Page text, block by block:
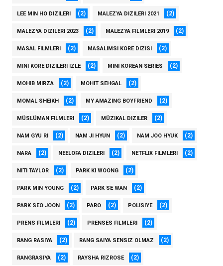
LEE MIN HO DIZILERI (2) MALEZYA DIZILERI 2021 (2)
MALEZYA DIZILERI 2023 (2) MALEZYA FILMLERI 2019 (2)
MASAL FILMLERI (2) MASALIMSI KORE DIZISI (2)
MINI KORE DIZILERI IZLE (2) MINI KOREAN SERIES (2)
MOHIB MIRZA (2) MOHIT SEHGAL (2)
MOMAL SHEIKH (2) MY AMAZING BOYFRIEND (2)
MÜSLÜMAN FILMLERI (2) MÜZIKAL DIZILER (2)
NAM GYU RI (2) NAM JI HYUN (2) NAM JOO HYUK (2)
NARA (2) NEELOFA DIZILERI (2) NETFLIX FILMLERI (2)
NITI TAYLOR (2) PARK KI WOONG (2)
PARK MIN YOUNG (2) PARK SE WAN (2)
PARK SEO JOON (2) PARO (2) POLISIYE (2)
PRENS FILMLERI (2) PRENSES FILMLERI (2)
RANG RASIYA (2) RANG SAIYA SENSIZ OLMAZ (2)
RANGRASIYA (2) RAYSHA RIZROSE (2)